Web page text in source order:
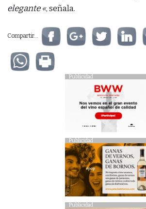
elegante «, señala.
Compartir...
Publicidad
Publicidad
Publicidad